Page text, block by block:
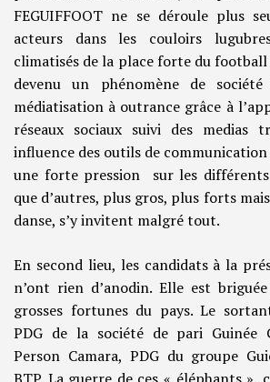
FEGUIFFOOT ne se déroule plus
acteurs dans les couloirs
climatisés de la place forte du football
devenu un phénomène de
médiatisation à outrance grâce à
réseaux sociaux suivi des medias
influence des outils de
une forte pression sur les
que d’autres, plus gros, plus forts
danse, s’y invitent malgré tout.
En second lieu, les candidats à la
n’ont rien d’anodin. Elle est
grosses fortunes du pays. Le
PDG de la société de pari Guinée
Person Camara, PDG du groupe